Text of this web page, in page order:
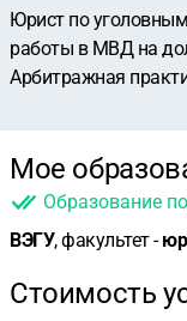
Юрист по
работы в МВД на
Арбитражная
Мое
Образование
ВЭГУ, факультет -
Стоимость